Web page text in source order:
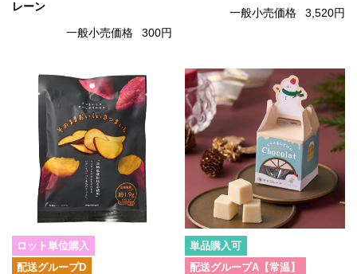
レーン
一般小売価格 300円
一般小売価格 3,520円
ロット単位購入
配送グループD
単品購入可
配送グループA【常温】